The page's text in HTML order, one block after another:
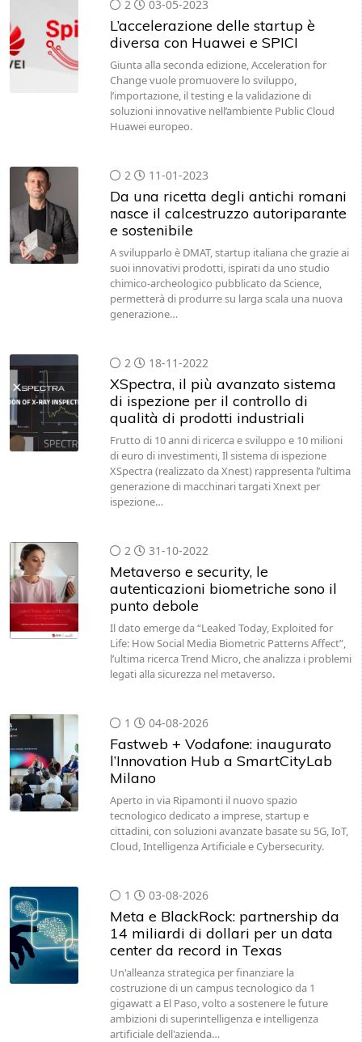
2 03-05-2023
L’accelerazione delle startup è
diversa con Huawei e SPICI
Giunta alla seconda edizione, Acceleration for
Change vuole promuovere lo sviluppo,
l’importazione, il testing e la validazione di
soluzioni innovative nell’ambiente Public Cloud
Huawei europeo.
2 11-01-2023
Da una ricetta degli antichi romani
nasce il calcestruzzo autoriparante
e sostenibile
A svilupparlo è DMAT, startup italiana che grazie ai
suoi innovativi prodotti, ispirati da uno studio
chimico-archeologico pubblicato da Science,
permetterà di produrre su larga scala una nuova
generazione…
2 18-11-2022
XSpectra, il più avanzato sistema
di ispezione per il controllo di
qualità di prodotti industriali
Frutto di 10 anni di ricerca e sviluppo e 10 milioni
di euro di investimenti, Il sistema di ispezione
XSpectra (realizzato da Xnest) rappresenta l’ultima
generazione di macchinari targati Xnext per
ispezione…
2 31-10-2022
Metaverso e security, le
autenticazioni biometriche sono il
punto debole
Il dato emerge da “Leaked Today, Exploited for
Life: How Social Media Biometric Patterns Affect”,
l’ultima ricerca Trend Micro, che analizza i problemi
legati alla sicurezza nel metaverso.
1 04-08-2026
Fastweb + Vodafone: inaugurato
l’Innovation Hub a SmartCityLab
Milano
Aperto in via Ripamonti il nuovo spazio
tecnologico dedicato a imprese, startup e
cittadini, con soluzioni avanzate basate su 5G, IoT,
Cloud, Intelligenza Artificiale e Cybersecurity.
1 03-08-2026
Meta e BlackRock: partnership da
14 miliardi di dollari per un data
center da record in Texas
Un'alleanza strategica per finanziare la
costruzione di un campus tecnologico da 1
gigawatt a El Paso, volto a sostenere le future
ambizioni di superintelligenza e intelligenza
artificiale dell'azienda…